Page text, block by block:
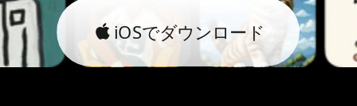
iOSでダウンロード